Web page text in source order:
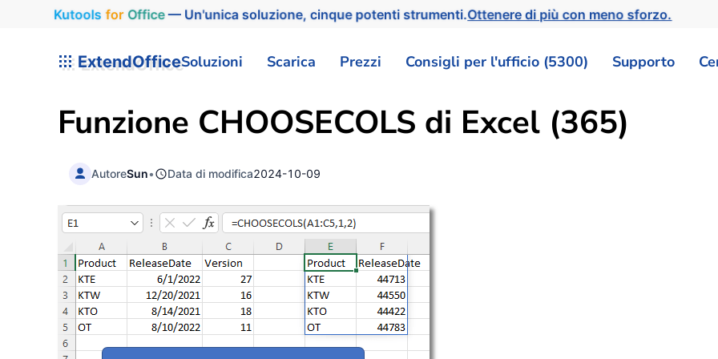
Kutools for Office— Un'unica soluzione, cinque potenti strumenti.Ottenere di più con meno sforzo.
ExtendOfficeSoluzioni Scarica Prezzi Consigli per l'ufficio (5300) Supporto
Funzione CHOOSECOLS di Excel (365)
AutoreSun• Data di modifica2024-10-09